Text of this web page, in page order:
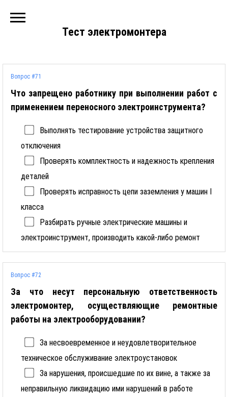
Тест электромонтера
Вопрос #71
Что запрещено работнику при выполнении работ с
применением переносного электроинструмента?
Выполнять тестирование устройства защитного
отключения
Проверять комплектность и надежность крепления
деталей
Проверять исправность цепи заземления у машин I
класса
Разбирать ручные электрические машины и
электроинструмент, производить какой-либо ремонт
Вопрос #72
За что несут персональную ответственность
электромонтер, осуществляющие ремонтные
работы на электрооборудовании?
За несвоевременное и неудовлетворительное
техническое обслуживание электроустановок
За нарушения, происшедшие по их вине, а также за
неправильную ликвидацию ими нарушений в работе